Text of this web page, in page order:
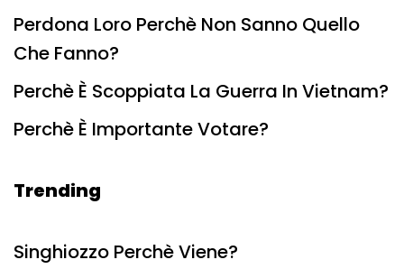
Perdona Loro Perchè Non Sanno Quello
Che Fanno?
Perchè È Scoppiata La Guerra In Vietnam?
Perchè È Importante Votare?
Trending
Singhiozzo Perchè Viene?